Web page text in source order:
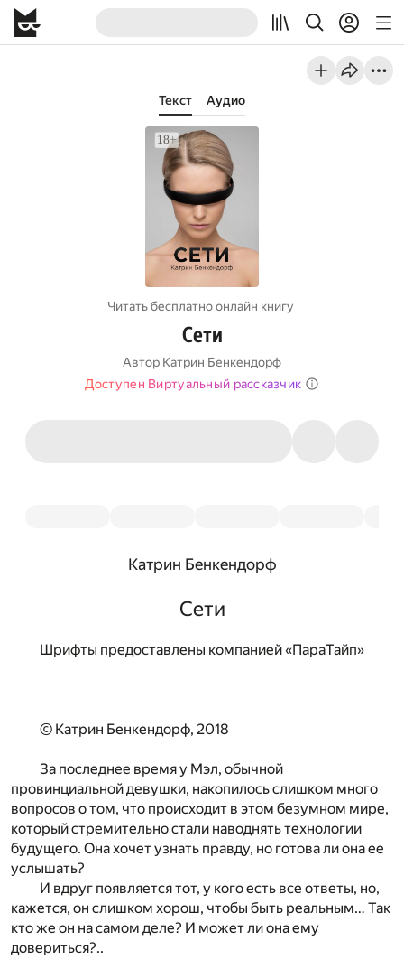
Текст Аудио
Читать бесплатно онлайн книгу
Сети
Автор Катрин Бенкендорф
Доступен Виртуальный рассказчик
Катрин Бенкендорф
Сети
Шрифты предоставлены компанией «ПараТайп»
© Катрин Бенкендорф, 2018
За последнее время у Мэл, обычной
провинциальной девушки, накопилось слишком много
вопросов о том, что происходит в этом безумном мире,
который стремительно стали наводнять технологии
будущего. Она хочет узнать правду, но готова ли она ее
услышать?
И вдруг появляется тот, у кого есть все ответы, но,
кажется, он слишком хорош, чтобы быть реальным… Так
кто же он на самом деле? И может ли она ему
довериться?..